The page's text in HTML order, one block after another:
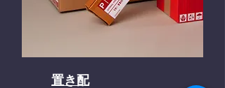
置き配